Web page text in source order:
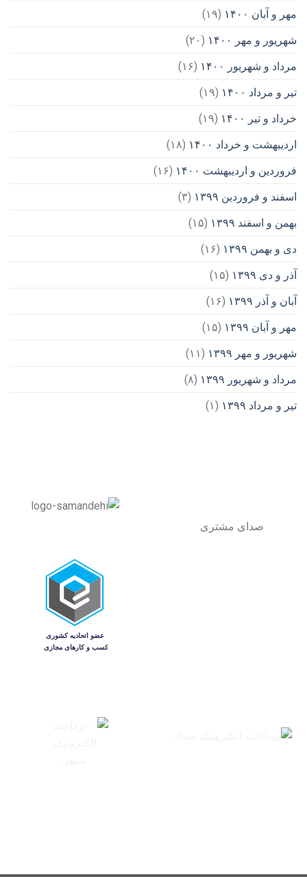
مهر و آبان ۱۴۰۰
(۱۹)
شهریور و مهر ۱۴۰۰
(۲۰)
مرداد و شهریور ۱۴۰۰
(۱۶)
تیر و مرداد ۱۴۰۰
(۱۹)
خرداد و تیر ۱۴۰۰
(۱۹)
اردیبهشت و خرداد ۱۴۰۰
(۱۸)
فروردین و اردیبهشت ۱۴۰۰
(۱۶)
اسفند و فروردین ۱۳۹۹
(۳)
بهمن و اسفند ۱۳۹۹
(۱۵)
دی و بهمن ۱۳۹۹
(۱۶)
آذر و دی ۱۳۹۹
(۱۵)
آبان و آذر ۱۳۹۹
(۱۶)
مهر و آبان ۱۳۹۹
(۱۵)
شهریور و مهر ۱۳۹۹
(۱۱)
مرداد و شهریور ۱۳۹۹
(۸)
تیر و مرداد ۱۳۹۹
(۱)
صدای مشتری